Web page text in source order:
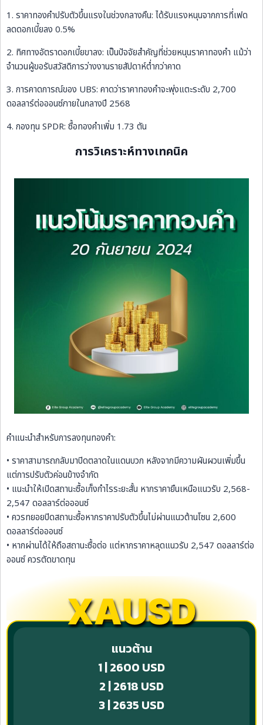
1. ราคาทองคำปรับตัวขึ้นแรงในช่วงกลางคืน: ได้รับแรงหนุนจากการที่เฟด
ลดดอกเบี้ยลง 0.5%
2. ทิศทางอัตราดอกเบี้ยขาลง: เป็นปัจจัยสำคัญที่ช่วยหนุนราคาทองคำ แม้ว่า
จำนวนผู้ขอรับสวัสดิการว่างงานรายสัปดาห์ต่ำกว่าคาด
3. การคาดการณ์ของ UBS: คาดว่าราคาทองคำจะพุ่งแตะระดับ 2,700
ดอลลาร์ต่อออนซ์ภายในกลางปี 2568
4. กองทุน SPDR: ซื้อทองคำเพิ่ม 1.73 ตัน
การวิเคราะห์ทางเทคนิค
คำแนะนำสำหรับการลงทุนทองคำ:
• ราคาสามารถกลับมาปิดตลาดในแดนบวก หลังจากมีความผันผวนเพิ่มขึ้น
แต่การปรับตัวค่อนข้างจำกัด
• แนะนำให้เปิดสถานะซื้อเก็งกำไรระยะสั้น หากราคายืนเหนือแนวรับ 2,568-
2,547 ดอลลาร์ต่อออนซ์
• ควรทยอยปิดสถานะซื้อหากราคาปรับตัวขึ้นไม่ผ่านแนวต้านโซน 2,600
ดอลลาร์ต่อออนซ์
• หากผ่านได้ให้ถือสถานะซื้อต่อ แต่หากราคาหลุดแนวรับ 2,547 ดอลลาร์ต่อ
ออนซ์ ควรตัดขาดทุน
XAUSD
แนวต้าน
1 | 2600 USD
2 | 2618 USD
3 | 2635 USD